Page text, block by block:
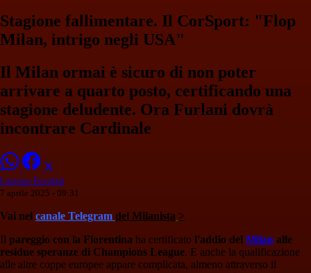
Stagione fallimentare. Il CorSport: "Flop
Milan, intrigo negli USA"
Il Milan ormai è sicuro di non poter
arrivare a quarto posto, certificando una
stagione deludente. Ora Furlani dovrà
incontrare Cardinale
Lorenzo Focolari
7 aprile 2025 - 09:31
Vai nel canale Telegram del Milanista >
Il pareggio con la Fiorentina ha certificato l'addio del Milan alle
residue speranze di Champions League. E anche la qualificazione
alle altre coppe europee appare complicata, almeno attraverso il